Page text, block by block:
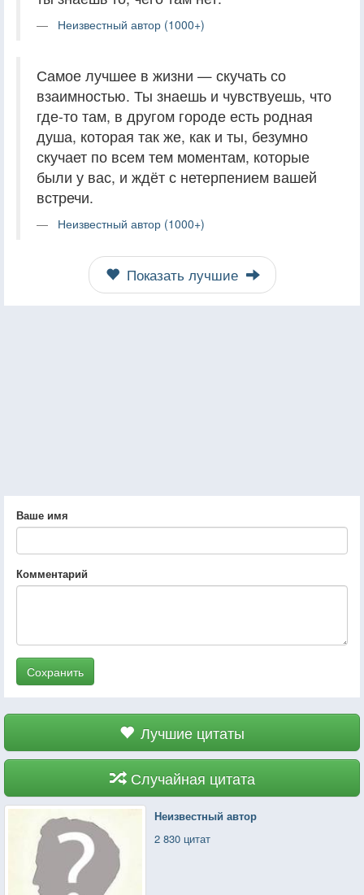
Неизвестный автор (1000+)
Самое лучшее в жизни — скучать со
взаимностью. Ты знаешь и чувствуешь, что
где-то там, в другом городе есть родная
душа, которая так же, как и ты, безумно
скучает по всем тем моментам, которые
были у вас, и ждёт с нетерпением вашей
встречи.
Неизвестный автор (1000+)
Показать лучшие
Ваше имя
Комментарий
Сохранить
Лучшие цитаты
Случайная цитата
Неизвестный автор
2 830 цитат